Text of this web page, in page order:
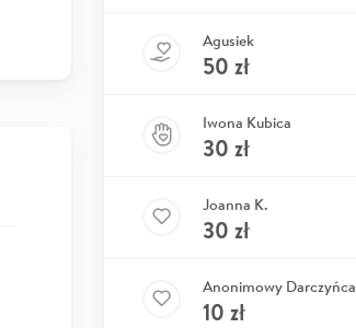
Agusiek
50 zł
Iwona Kubica
30 zł
Joanna K.
30 zł
Anonimowy Darczyńca
10 zł